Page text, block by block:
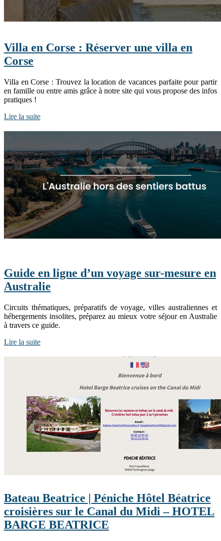
Villa en Corse : Réserver une villa en
Corse
Villa en Corse : Trouvez la location de vacances parfaite pour partir
en famille ou entre amis grâce à notre site qui vous propose des infos
pratiques !
Lire la suite
Guide en ligne d’un voyage sur-mesure en
Australie
Circuits thématiques, préparatifs de voyage, villes australiennes et
hébergements insolites, préparez au mieux votre séjour en Australie
à travers ce guide.
Lire la suite
Bateau Beatrice | Péniche Hôtel Béatrice
croisières sur le Canal du Midi – HOTEL
BARGE BEATRICE